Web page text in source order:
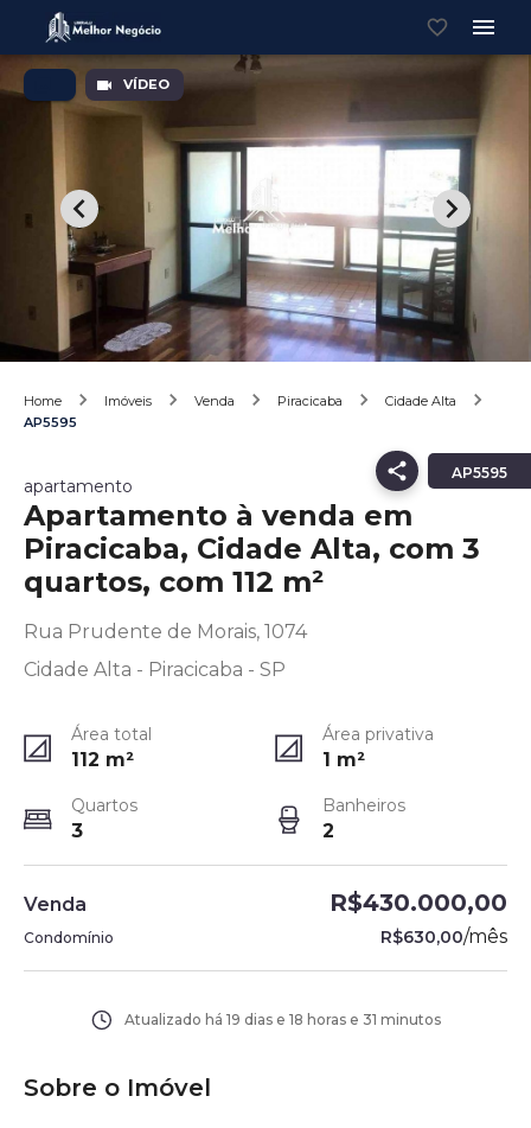
VÍDEO
Home Imóveis Venda Piracicaba
Cidade Alta
AP5595
AP5595
apartamento
Apartamento à venda em
Piracicaba, Cidade Alta, com 3
quartos, com 112 m²
Rua Prudente de Morais, 1074
Cidade Alta - Piracicaba - SP
Área total
112 m²
Área privativa
1 m²
Quartos
3
Banheiros
2
Venda R$430.000,00
Condomínio R$630,00/mês
Atualizado há 19 dias e 18 horas e 31 minutos
Sobre o Imóvel